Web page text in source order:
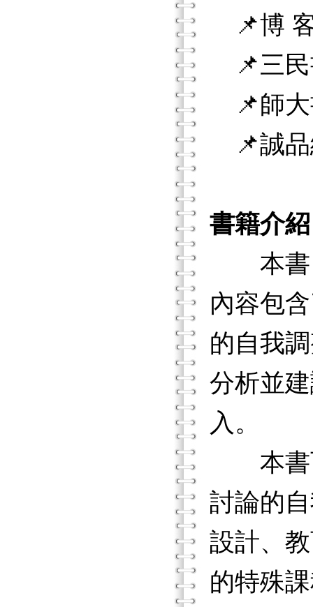
📌博
📌三民
📌師大
📌誠品
書籍介紹
本書旨
內容包
的自我
分析並
入。
本書可
討論的
設計、
的特殊